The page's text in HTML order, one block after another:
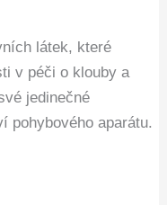
látek, které
v péči o klouby a
jedinečné
pohybového aparátu.